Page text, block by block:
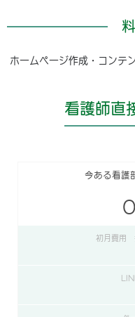
ホームページ作成・コンテ
看護師直
今ある看護